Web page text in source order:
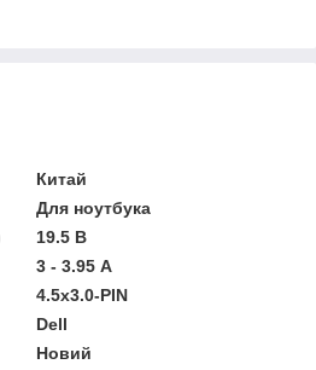
Китай
Для ноутбука
19.5 В
3 - 3.95 А
4.5х3.0-PIN
Dell
Новий